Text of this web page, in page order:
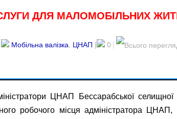
ДЛЯ МАЛОМОБІЛЬНИХ
Мобільна валізка ЦНАП | 0 |
ЦНАП Бессарабської
робочого місця адміністратора